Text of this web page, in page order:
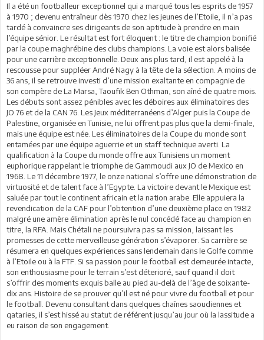
Il a été un footballeur exceptionnel qui a marqué tous les esprits de 1957
à 1970 ; devenu entraîneur dès 1970 chez les jeunes de l’Etoile, il n’a pas
tardé à convaincre ses dirigeants de son aptitude à prendre en main
l’équipe sénior. Le résultat est fort éloquent : le titre de champion bonifié
par la coupe maghrébine des clubs champions. La voie est alors balisée
pour une carrière exceptionnelle. Deux ans plus tard, il est appelé à la
rescousse pour suppléer André Nagy à la tête de la sélection. A moins de
36 ans, il se retrouve investi d’une mission exaltante en compagnie de
son compère de La Marsa, Taoufik Ben Othman, son aîné de quatre mois.
Les débuts sont assez pénibles avec les déboires aux éliminatoires des
JO 76 et de la CAN 76. Les Jeux méditerranéens d’Alger puis la Coupe de
Palestine, organisée en Tunisie, ne lui offrent pas plus que la demi-finale,
mais une équipe est née. Les éliminatoires de la Coupe du monde sont
entamées par une équipe aguerrie et un staff technique averti. La
qualification à la Coupe du monde offre aux Tunisiens un moment
euphorique rappelant le triomphe de Gammoudi aux JO de Mexico en
1968. Le 11 décembre 1977, le onze national s’offre une démonstration de
virtuosité et de talent face à l’Egypte. La victoire devant le Mexique est
saluée par tout le continent africain et la nation arabe. Elle appuiera la
revendication de la CAF pour l’obtention d’une deuxième place en 1982
malgré une amère élimination après le nul concédé face au champion en
titre, la RFA. Mais Chétali ne poursuivra pas sa mission, laissant les
promesses de cette merveilleuse génération s’évaporer. Sa carrière se
résumera en quelques expériences sans lendemain dans le Golfe comme
à l’Etoile ou à la FTF. Si sa passion pour le football est demeurée intacte,
son enthousiasme pour le terrain s’est déterioré, sauf quand il doit
s’offrir des moments exquis balle au pied au-delà de l’âge de soixante-
dix ans. Histoire de se prouver qu’il est né pour vivre du football et pour
le football. Devenu consultant dans quelques chaînes saoudiennes et
qataries, il s’est hissé au statut de référent jusqu’au jour où la lassitude a
eu raison de son engagement.